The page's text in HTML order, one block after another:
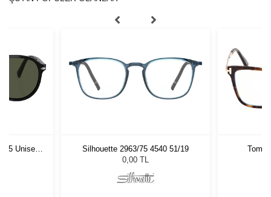
55 Unisex
Silhouette 2963/75 4540 51/19
0,00 TL
Tom